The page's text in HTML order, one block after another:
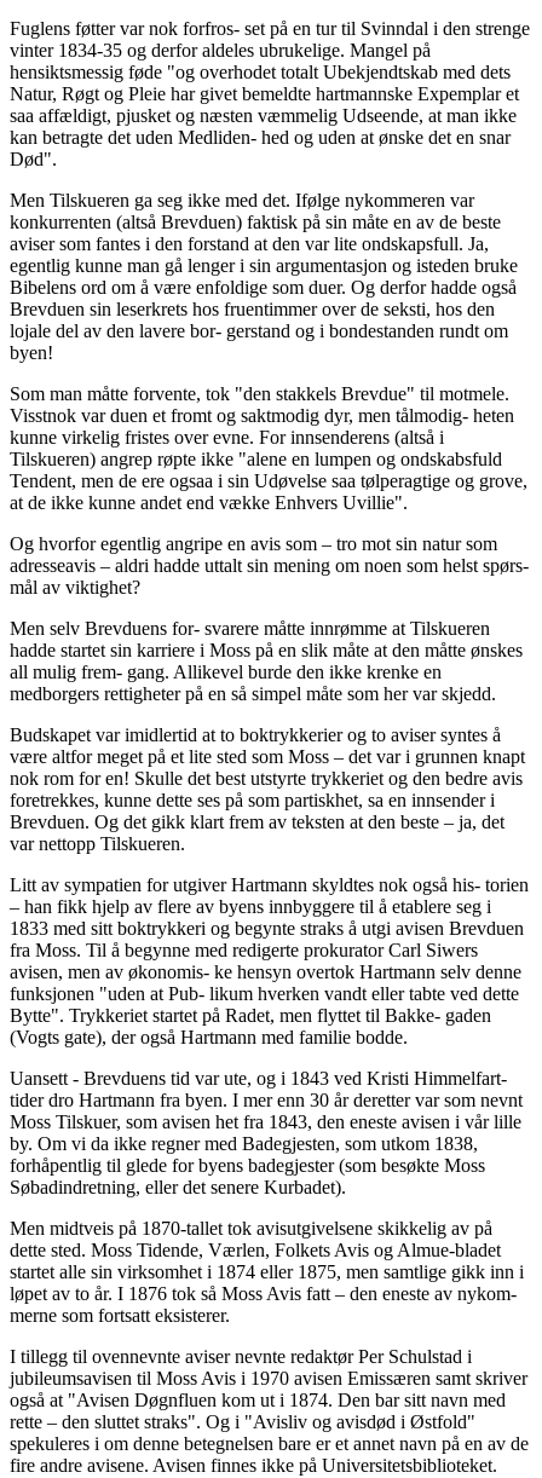
Fuglens føtter var nok forfros- set på en tur til Svinndal i den strenge
vinter 1834-35 og derfor aldeles ubrukelige. Mangel på
hensiktsmessig føde "og overhodet totalt Ubekjendtskab med dets
Natur, Røgt og Pleie har givet bemeldte hartmannske Expemplar et
saa affældigt, pjusket og næsten væmmelig Udseende, at man ikke
kan betragte det uden Medliden- hed og uden at ønske det en snar
Død".
Men Tilskueren ga seg ikke med det. Ifølge nykommeren var
konkurrenten (altså Brevduen) faktisk på sin måte en av de beste
aviser som fantes i den forstand at den var lite ondskapsfull. Ja,
egentlig kunne man gå lenger i sin argumentasjon og isteden bruke
Bibelens ord om å være enfoldige som duer. Og derfor hadde også
Brevduen sin leserkrets hos fruentimmer over de seksti, hos den
lojale del av den lavere bor- gerstand og i bondestanden rundt om
byen!
Som man måtte forvente, tok "den stakkels Brevdue" til motmele.
Visstnok var duen et fromt og saktmodig dyr, men tålmodig- heten
kunne virkelig fristes over evne. For innsenderens (altså i
Tilskueren) angrep røpte ikke "alene en lumpen og ondskabsfuld
Tendent, men de ere ogsaa i sin Udøvelse saa tølperagtige og grove,
at de ikke kunne andet end vække Enhvers Uvillie".
Og hvorfor egentlig angripe en avis som – tro mot sin natur som
adresseavis – aldri hadde uttalt sin mening om noen som helst spørs-
mål av viktighet?
Men selv Brevduens for- svarere måtte innrømme at Tilskueren
hadde startet sin karriere i Moss på en slik måte at den måtte ønskes
all mulig frem- gang. Allikevel burde den ikke krenke en
medborgers rettigheter på en så simpel måte som her var skjedd.
Budskapet var imidlertid at to boktrykkerier og to aviser syntes å
være altfor meget på et lite sted som Moss – det var i grunnen knapt
nok rom for en! Skulle det best utstyrte trykkeriet og den bedre avis
foretrekkes, kunne dette ses på som partiskhet, sa en innsender i
Brevduen. Og det gikk klart frem av teksten at den beste – ja, det
var nettopp Tilskueren.
Litt av sympatien for utgiver Hartmann skyldtes nok også his- torien
– han fikk hjelp av flere av byens innbyggere til å etablere seg i
1833 med sitt boktrykkeri og begynte straks å utgi avisen Brevduen
fra Moss. Til å begynne med redigerte prokurator Carl Siwers
avisen, men av økonomis- ke hensyn overtok Hartmann selv denne
funksjonen "uden at Pub- likum hverken vandt eller tabte ved dette
Bytte". Trykkeriet startet på Radet, men flyttet til Bakke- gaden
(Vogts gate), der også Hartmann med familie bodde.
Uansett - Brevduens tid var ute, og i 1843 ved Kristi Himmelfart-
tider dro Hartmann fra byen. I mer enn 30 år deretter var som nevnt
Moss Tilskuer, som avisen het fra 1843, den eneste avisen i vår lille
by. Om vi da ikke regner med Badegjesten, som utkom 1838,
forhåpentlig til glede for byens badegjester (som besøkte Moss
Søbadindretning, eller det senere Kurbadet).
Men midtveis på 1870-tallet tok avisutgivelsene skikkelig av på
dette sted. Moss Tidende, Værlen, Folkets Avis og Almue-bladet
startet alle sin virksomhet i 1874 eller 1875, men samtlige gikk inn i
løpet av to år. I 1876 tok så Moss Avis fatt – den eneste av nykom-
merne som fortsatt eksisterer.
I tillegg til ovennevnte aviser nevnte redaktør Per Schulstad i
jubileumsavisen til Moss Avis i 1970 avisen Emissæren samt skriver
også at "Avisen Døgnfluen kom ut i 1874. Den bar sitt navn med
rette – den sluttet straks". Og i "Avisliv og avisdød i Østfold"
spekuleres i om denne betegnelsen bare er et annet navn på en av de
fire andre avisene. Avisen finnes ikke på Universitetsbiblioteket.